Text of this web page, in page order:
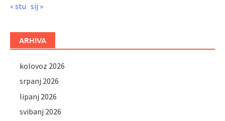
« stu sij »
ARHIVA
kolovoz 2026
srpanj 2026
lipanj 2026
svibanj 2026